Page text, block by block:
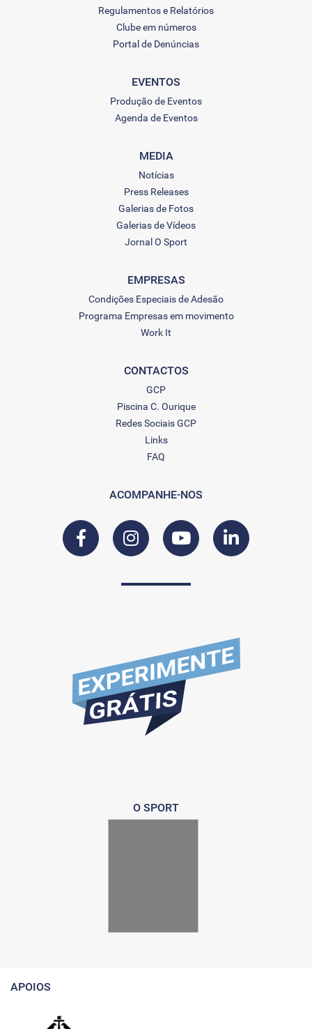
Regulamentos e Relatórios
Clube em números
Portal de Denúncias
EVENTOS
Produção de Eventos
Agenda de Eventos
MEDIA
Notícias
Press Releases
Galerias de Fotos
Galerias de Vídeos
Jornal O Sport
EMPRESAS
Condições Especiais de Adesão
Programa Empresas em movimento
Work It
CONTACTOS
GCP
Piscina C. Ourique
Redes Sociais GCP
Links
FAQ
ACOMPANHE-NOS
O SPORT
APOIOS